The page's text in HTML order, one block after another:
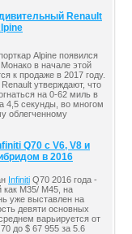
Renault
Alpine появился
в начале этой
к продаже в 2017 году.
утверждают, что
на 0-62 миль в
4,5 секунды, во многом
облегченному
Q70 с V6, V8 и
в 2016
Infiniti Q70 2016 года -
как M35/ M45, на
уже выставлен на
девяти основных
варьируется от
до $ 67 955 за 5.6